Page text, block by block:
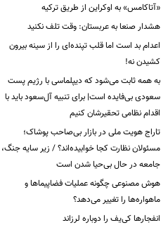
«آتاکامس» به اوکراین از طریق ترکیه
هشدار صنعا به عربستان: وقت تلف نکنید
اعدام بد است اما قلب تپنده‌ای را از سینه بیرون
کشیدن نه!
به همه ثابت می‌شود که دیپلماسی با رژیم پست
سعودی بی‌فایده است| برای تنبیه آل‌سعود باید با
اقدام نظامی تحقیرشان کنیم
تاراج هویت ملی در بازار بی‌صاحب پوشاک؛
مسئولان نظارت کجا خوابیده‌اند؟ / زیر سایه جنگ،
جامعه در حال بی‌حیا شدن است
هوش مصنوعی چگونه عملیات فضاپیماها و
ماهواره‌ها را تغییر می‌دهد؟
انفجارها کی‌یف را دوباره لرزاند